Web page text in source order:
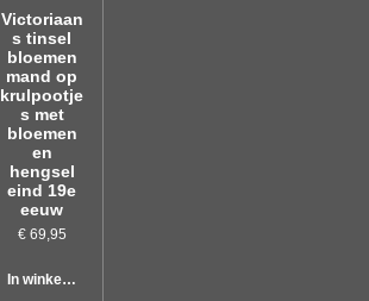
Victoriaan
s tinsel
bloemen
mand op
krulpootje
s met
bloemen
en
hengsel
eind 19e
eeuw
€ 69,95
In winkelwagen